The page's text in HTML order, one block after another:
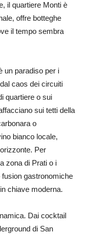
il quartiere Monti è
offre botteghe
il tempo sembra
un paradiso per i
caos dei circuiti
quartiere o sui
sui tetti della
o
bianco locale,
Per
zona di Prati o i
gastronomiche
chiave moderna.
Dai cocktail
di San